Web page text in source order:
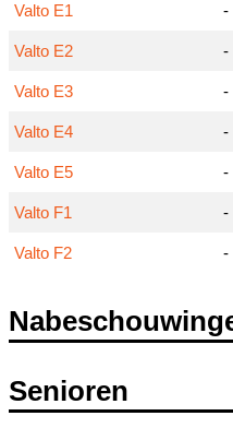
Valto E1 -
Valto E2 -
Valto E3 -
Valto E4 -
Valto E5 -
Valto F1 -
Valto F2 -
Senioren